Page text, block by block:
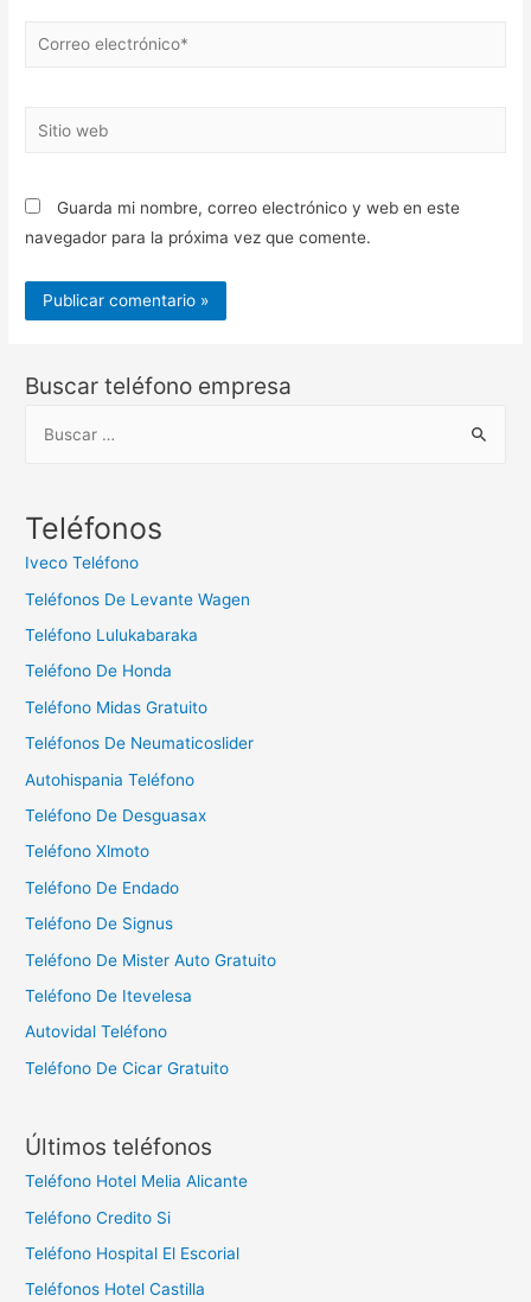
Correo
Sitio
Guarda mi nombre, correo electrónico y web en este
navegador para la próxima vez que comente.
Buscar teléfono empresa
c
:
Teléfonos
Iveco Teléfono
Teléfonos De Levante Wagen
Teléfono Lulukabaraka
Teléfono De Honda
Teléfono Midas Gratuito
Teléfonos De Neumaticoslider
Autohispania Teléfono
Teléfono De Desguasax
Teléfono Xlmoto
Teléfono De Endado
Teléfono De Signus
Teléfono De Mister Auto Gratuito
Teléfono De Itevelesa
Autovidal Teléfono
Teléfono De Cicar Gratuito
Últimos teléfonos
Teléfono Hotel Melia Alicante
Teléfono Credito Si
Teléfono Hospital El Escorial
Teléfonos Hotel Castilla